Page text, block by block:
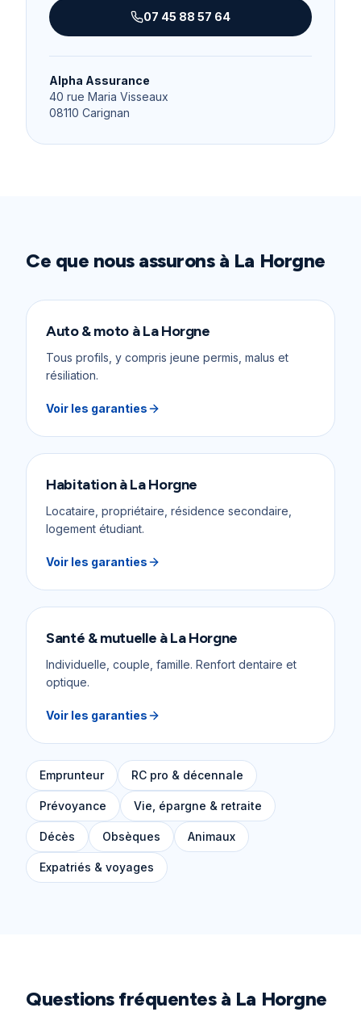
07 45 88 57 64
Alpha Assurance
40 rue Maria Visseaux
08110 Carignan
Ce que nous assurons à La Horgne
Auto & moto àLa Horgne
Tous profils, y compris jeune permis, malus et
résiliation.
Voir les garanties
HabitationàLa Horgne
Locataire, propriétaire, résidence secondaire,
logement étudiant.
Voir les garanties
Santé & mutuelle àLa Horgne
Individuelle, couple, famille. Renfort dentaire et
optique.
Voir les garanties
Emprunteur RC pro & décennale
Prévoyance Vie, épargne & retraite
Décès Obsèques Animaux
Expatriés & voyages
Questions fréquentes à La Horgne